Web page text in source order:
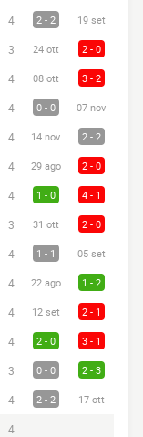
4 2 - 2 19 set
3 24 ott 2 - 0
4 08 ott 3 - 2
4 0 - 0 07 nov
4 14 nov 2 - 2
4 29 ago 2 - 0
4 1 - 0 4 - 1
3 31 ott 2 - 0
4 1 - 1 05 set
4 22 ago 1 - 2
4 12 set 2 - 1
4 2 - 0 3 - 1
3 0 - 0 2 - 3
4 2 - 2 17 ott
4